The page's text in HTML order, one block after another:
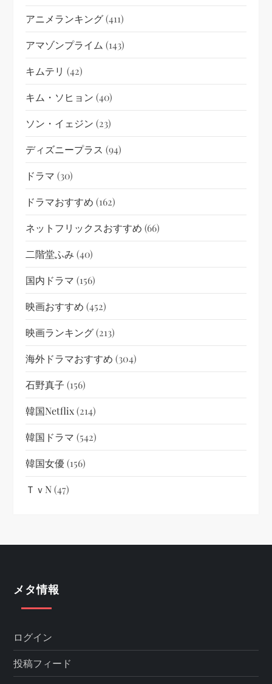
アニメランキング(411)
アマゾンプライム (143)
キムテリ (42)
キム・ソヒョン (40)
ソン・イェジン (23)
ディズニープラス (94)
ドラマ (30)
ドラマおすすめ (162)
ネットフリックスおすすめ (66)
二階堂ふみ (40)
国内ドラマ (156)
映画おすすめ (452)
映画ランキング(213)
海外ドラマおすすめ (304)
石野真子 (156)
韓国netflix(214)
韓国ドラマ (542)
韓国女優(156)
ＴｖN(47)
メタ情報
ログイン
投稿フィード